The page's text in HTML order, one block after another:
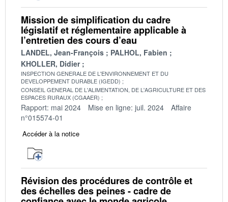
Mission de simplification du cadre
législatif et réglementaire applicable à
l’entretien des cours d’eau
LANDEL, Jean-François
PALHOL, Fabien
KHOLLER, Didier
INSPECTION GENERALE DE L'ENVIRONNEMENT ET DU
DEVELOPPEMENT DURABLE (IGEDD)
CONSEIL GENERAL DE L'ALIMENTATION, DE L'AGRICULTURE ET DES
ESPACES RURAUX (CGAAER)
Rapport: mai 2024 Mise en ligne: juil. 2024
Affaire
n°015574-01
Accéder à la notice
Révision des procédures de contrôle et
des échelles des peines - cadre de